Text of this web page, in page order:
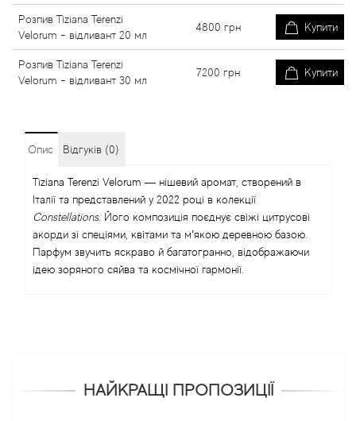
Розпив Tiziana Terenzi
Velorum - відливант 20 мл
4800 грн Купити
Розпив Tiziana Terenzi
Velorum - відливант 30 мл
7200 грн Купити
Опис Відгуків (0)
Tiziana Terenzi Velorum — нішевий аромат, створений в
Італії та представлений у 2022 році в колекції
Constellations. Його композиція поєднує свіжі цитрусові
акорди зі спеціями, квітами та м’якою деревною базою.
Парфум звучить яскраво й багатогранно, відображаючи
ідею зоряного сяйва та космічної гармонії.
НАЙКРАЩІ ПРОПОЗИЦІЇ